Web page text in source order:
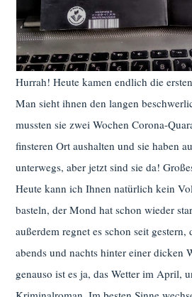
Hurrah! Heute kamen endlich die
Man sieht ihnen den langen
mussten sie zwei Wochen Corona-
finsteren Ort aushalten und sie haben
unterwegs, aber jetzt sind sie da!
Heute kann ich Ihnen natürlich kein
basteln, der Mond hat schon wieder
außerdem regnet es schon seit
abends und nachts hinter einer dicken
genauso ist es ja, das Wetter im April,